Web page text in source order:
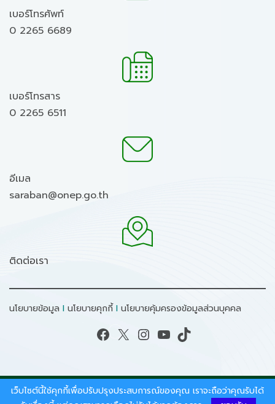
เบอร์โทรศัพท์
0 2265 6689
เบอร์โทรสาร
0 2265 6511
อีเมล
saraban@onep.go.th
ติดต่อเรา
นโยบายข้อมูล I นโยบายคุกกี้ I นโยบายคุ้มครองข้อมูลส่วนบุคคล
Facebook X Instagram YouTube TikTok
สงวนลิขสิทธิ์ © 2026 - สำนักงานนโยบายและแผน
เว็บไซต์นี้ใช้คุกกี้เพื่อปรับปรุงประสบการณ์ของคุณ เราจะถือว่าคุณรับได้